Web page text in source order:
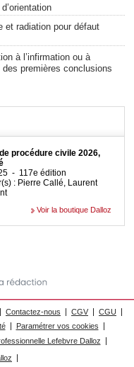
et radiation pour défaut
à l’infirmation ou à
premières conclusions
procédure civile 2026,
- 117e édition
: Pierre Callé, Laurent
Voir la boutique Dalloz
Contactez-nous CGV
CGU
Paramétrer vos cookies
Lefebvre Dalloz